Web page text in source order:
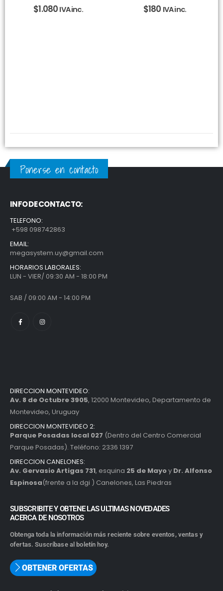
$1.080 IVA inc. $180 IVA inc.
Ponerse en contacto
INFO DE CONTACTO:
TELEFONO:
+598 098742863
EMAIL:
megasystem.uy@gmail.com
HORARIOS LABORALES:
LUN - VIER/ 09:30 AM - 18:00 PM
SAB / 09:00 AM - 14:00 PM
DIRECCION MONTEVIDEO:
Av. 8 de Octubre 3905, 12000 Montevideo, Departamento de
Montevideo, Uruguay
DIRECCION MONTEVIDEO 2:
Parque Posadas local 027 (Dentro del Centro Comercial
Parque Posadas). Teléfono: 2336 1397
DIRECCION CANELONES:
Av. Gervasio Artigas 731, esquina 25 de Mayoy Dr. Alfonso
Espinosa(frente a la dgi ) Canelones, Las Piedras
SUBSCRIBITE Y OBTENE LAS ULTIMAS NOVEDADES
ACERCA DE NOSOTROS
Obtenga toda la información más reciente sobre eventos, ventas y
ofertas. Suscríbase al boletín hoy.
OBTENER OFERTAS